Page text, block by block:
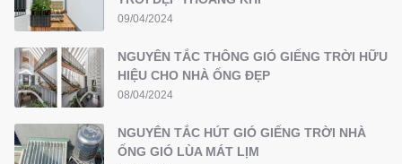
09/04/2024
NGUYÊN TẮC THÔNG GIÓ GIẾNG TRỜI HỮU
HIỆU CHO NHÀ ỐNG ĐẸP
08/04/2024
NGUYÊN TẮC HÚT GIÓ GIẾNG TRỜI NHÀ
ỐNG GIÓ LÙA MÁT LỊM